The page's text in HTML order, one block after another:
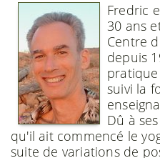
Fredric
30 ans
Centre
depuis
suivi la
Dû à
qu'il ait commencé le
suite de variations de